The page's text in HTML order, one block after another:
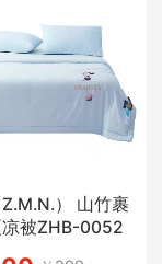
） 山竹裹
被ZHB-0052